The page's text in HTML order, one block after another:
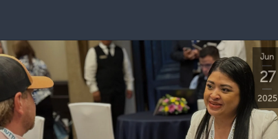
Jun
27
2025